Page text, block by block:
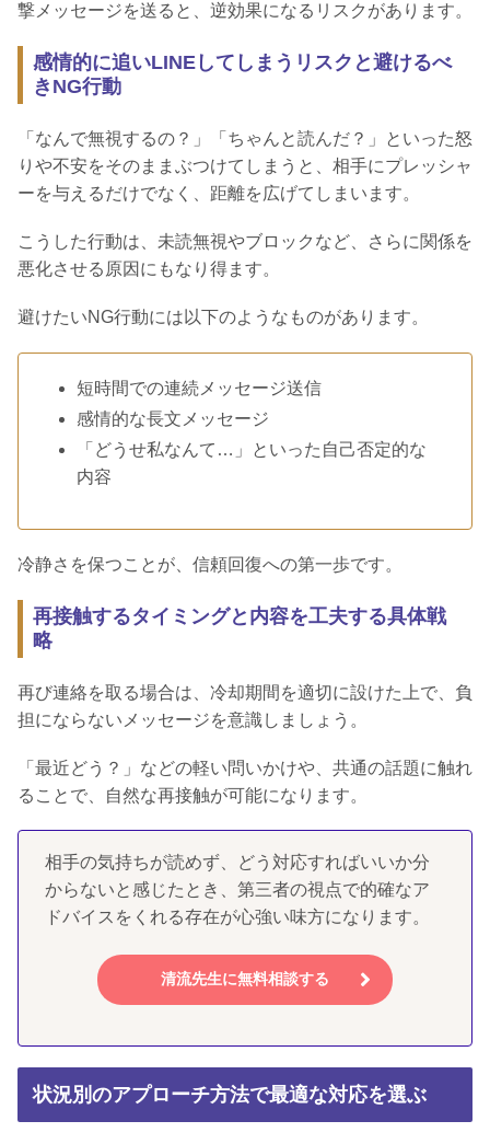
撃メッセージを送ると、逆効果になるリスクがあります。
感情的に追いLINEしてしまうリスクと避けるべ
きNG行動
「なんで無視するの？」「ちゃんと読んだ？」といった怒
りや不安をそのままぶつけてしまうと、相手にプレッシャ
ーを与えるだけでなく、距離を広げてしまいます。
こうした行動は、未読無視やブロックなど、さらに関係を
悪化させる原因にもなり得ます。
避けたいNG行動には以下のようなものがあります。
短時間での連続メッセージ送信
感情的な長文メッセージ
「どうせ私なんて…」といった自己否定的な
内容
冷静さを保つことが、信頼回復への第一歩です。
再接触するタイミングと内容を工夫する具体戦
略
再び連絡を取る場合は、冷却期間を適切に設けた上で、負
担にならないメッセージを意識しましょう。
「最近どう？」などの軽い問いかけや、共通の話題に触れ
ることで、自然な再接触が可能になります。
相手の気持ちが読めず、どう対応すればいいか分
からないと感じたとき、第三者の視点で的確なア
ドバイスをくれる存在が心強い味方になります。
清流先生に無料相談する
状況別のアプローチ方法で最適な対応を選ぶ